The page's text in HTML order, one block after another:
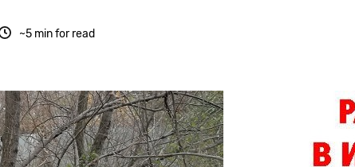
~5 min for read